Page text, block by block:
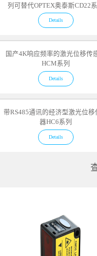
列可替代OPTEX奥泰斯CD22系
Details
国产4K响应频率的激光位移传
HCM系列
Details
带RS485通讯的经济型激光位移
器HC6系列
Details